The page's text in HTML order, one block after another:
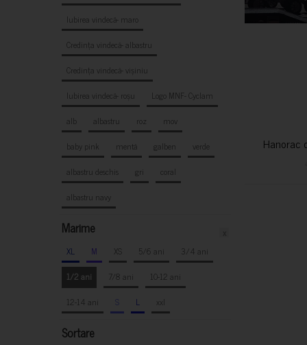
Iubirea vindecă- maro
Credința vindecă- albastru
Credința vindecă- vișiniu
Iubirea vindecă- roșu
Logo MNF- Cyclam
alb
albastru roz
mov
baby pink
mentă galben
verde
albastru deschis
gri
coral
albastru navy
Marime
XL M XS 5/6 ani
3/4 ani
1/2 ani
7/8 ani
10-12 ani
12-14 ani
S L xxl
Sortare
Hanorac